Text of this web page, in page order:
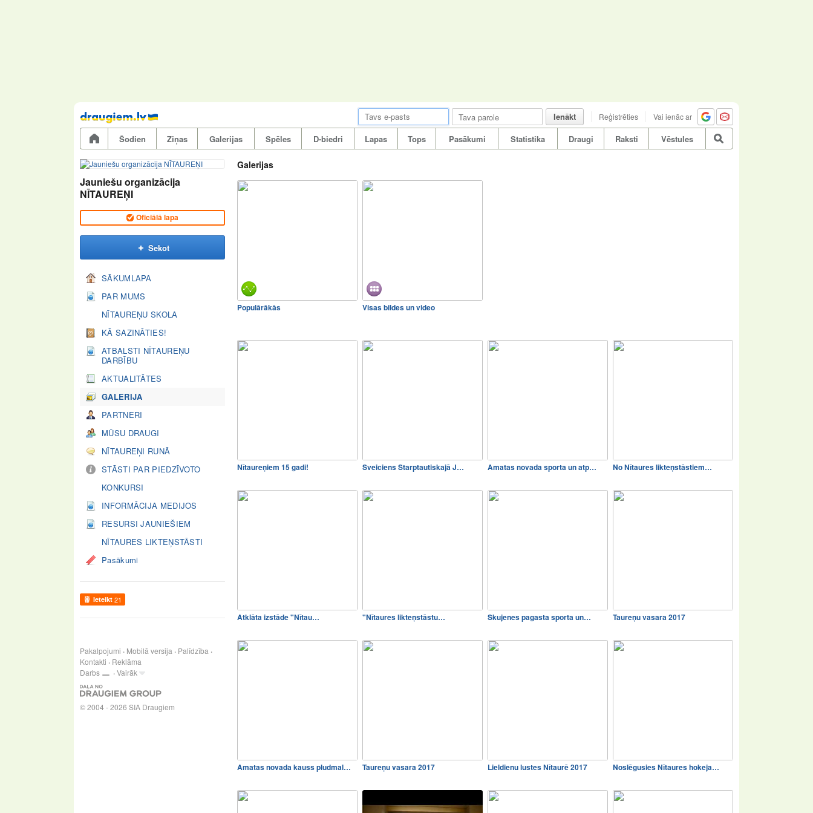
Pāriet
uz
saturu
Ienākt Reģistrēties Vai ienāc ar
Šodien Ziņas Galerijas Spēles D-biedri Lapas Tops Pasākumi Statistika Draugi Raksti Vēstules
Jauniešu organizācija
NĪTAUREŅI
Oficiālā lapa
Sekot
SĀKUMLAPA
PAR MUMS
NĪTAUREŅU SKOLA
KĀ SAZINĀTIES!
ATBALSTI NĪTAUREŅU
DARBĪBU
AKTUALITĀTES
GALERIJA
PARTNERI
MŪSU DRAUGI
NĪTAUREŅI RUNĀ
STĀSTI PAR PIEDZĪVOTO
KONKURSI
INFORMĀCIJA MEDIJOS
RESURSI JAUNIEŠIEM
NĪTAURES LIKTEŅSTĀSTI
Pasākumi
Ieteikt 21
Pakalpojumi Mobilā versija
Palīdzība
Kontakti
Reklāma
Darbs
Vairāk
© 2004 - 2026 SIA Draugiem
Galerijas
Populārākās Visas bildes un video
Nītaureņiem 15 gadi! Sveiciens Starptautiskajā J… Amatas novada sporta un atp… No Nītaures likteņstāstiem…
Atklāta izstāde "Nītau… "Nītaures likteņstāstu… Skujenes pagasta sporta un… Taureņu vasara 2017
Amatas novada kauss pludmal… Taureņu vasara 2017 Lieldienu lustes Nītaurē 2017 Noslēgusies Nītaures hokeja…